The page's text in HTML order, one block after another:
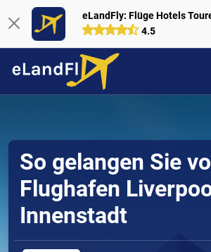
eLandFly: Flüge Hotels
4.5
So gelangen Sie
Flughafen
Innenstadt